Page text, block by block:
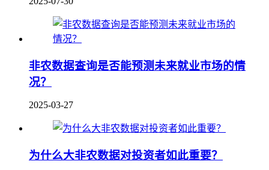
非农数据查询是否能预测未来就业市场的情
况？
2025-03-27
为什么大非农数据对投资者如此重要？